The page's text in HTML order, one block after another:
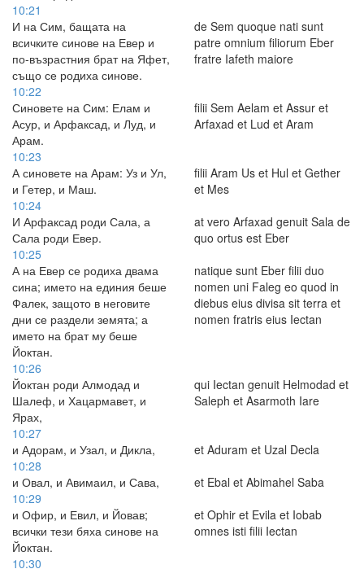
10:21
И на Сим, бащата на
всичките синове на Евер и
по-възрастния брат на Яфет,
също се родиха синове.
de Sem quoque nati sunt
patre omnium filiorum Eber
fratre Iafeth maiore
10:22
Синовете на Сим: Елам и
Асур, и Арфаксад, и Луд, и
Арам.
filii Sem Aelam et Assur et
Arfaxad et Lud et Aram
10:23
А синовете на Арам: Уз и Ул,
и Гетер, и Маш.
filii Aram Us et Hul et Gether
et Mes
10:24
И Арфаксад роди Сала, а
Сала роди Евер.
at vero Arfaxad genuit Sala de
quo ortus est Eber
10:25
А на Евер се родиха двама
сина; името на единия беше
Фалек, защото в неговите
дни се раздели земята; а
името на брат му беше
Йоктан.
natique sunt Eber filii duo
nomen uni Faleg eo quod in
diebus eius divisa sit terra et
nomen fratris eius Iectan
10:26
Йоктан роди Алмодад и
Шалеф, и Хацармавет, и
Ярах,
qui Iectan genuit Helmodad et
Saleph et Asarmoth Iare
10:27
и Адорам, и Узал, и Дикла,
et Aduram et Uzal Decla
10:28
и Овал, и Авимаил, и Сава,
et Ebal et Abimahel Saba
10:29
и Офир, и Евил, и Йовав;
всички тези бяха синове на
Йоктан.
et Ophir et Evila et Iobab
omnes isti filii Iectan
10:30